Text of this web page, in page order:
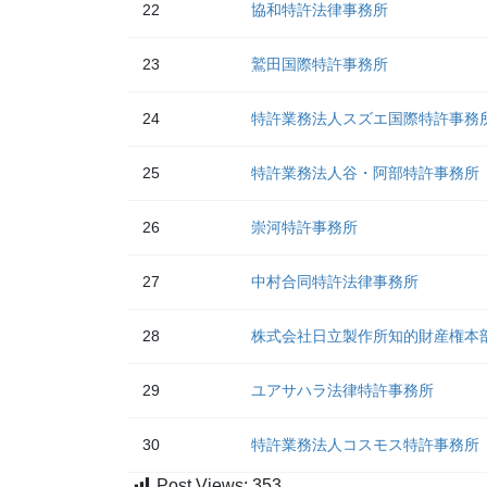
22 協和特許法律事務所
23 鷲田国際特許事務所
24 特許業務法人スズエ国際特許事務
25 特許業務法人谷・阿部特許事務所
26 崇河特許事務所
27 中村合同特許法律事務所
28 株式会社日立製作所知的財産権本
29 ユアサハラ法律特許事務所
30 特許業務法人コスモス特許事務所